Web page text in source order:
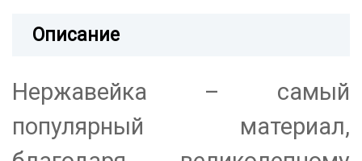
Описание
Нержавейка – самый
популярный материал,